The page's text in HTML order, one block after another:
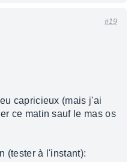
#19
capricieux (mais j'ai
ce matin sauf le mas os
(tester à l'instant):